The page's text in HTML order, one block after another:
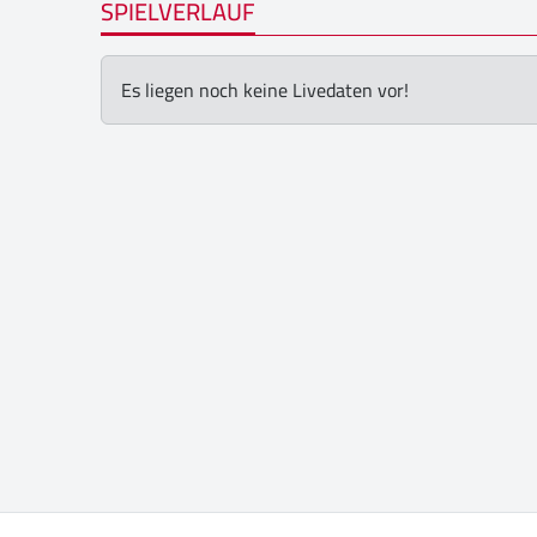
SPIELVERLAUF
Es liegen noch keine Livedaten vor!